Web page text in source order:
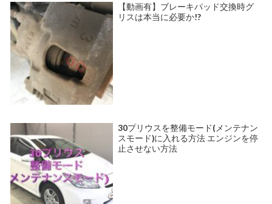
【動画有】ブレーキパッド交換時グ
リスは本当に必要か!?
30プリウスを整備モード(メンテナン
スモード)に入れる方法 エンジンを停
止させない方法